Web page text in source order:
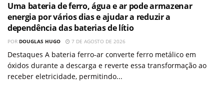
Uma bateria de ferro, água e ar pode armazenar
energia por vários dias e ajudar a reduzir a
dependência das baterias de lítio
POR DOUGLAS HUGO 7 DE AGOSTO DE 2026
Destaques A bateria ferro-ar converte ferro metálico em
óxidos durante a descarga e reverte essa transformação ao
receber eletricidade, permitindo...